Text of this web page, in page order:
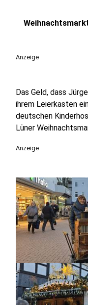
Anzeige
Das Geld, dass
ihrem Leierkasten
deutschen
Lüner
Anzeige